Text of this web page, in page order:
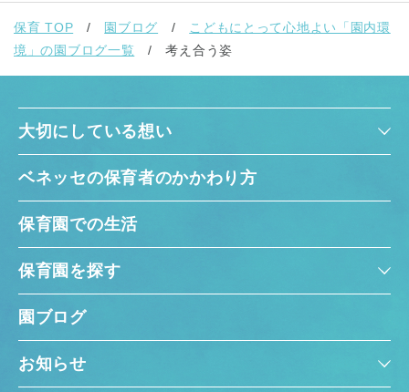
千葉県 千葉県 全域
埼玉県 埼玉県 全域
保育 TOP 園ブログ
こどもにとって心地よい「園内環
境」の園ブログ一覧
考え合う姿
大切にしている想い
ベネッセの保育者のかかわり方
保育園での生活
保育園を探す
園ブログ
お知らせ